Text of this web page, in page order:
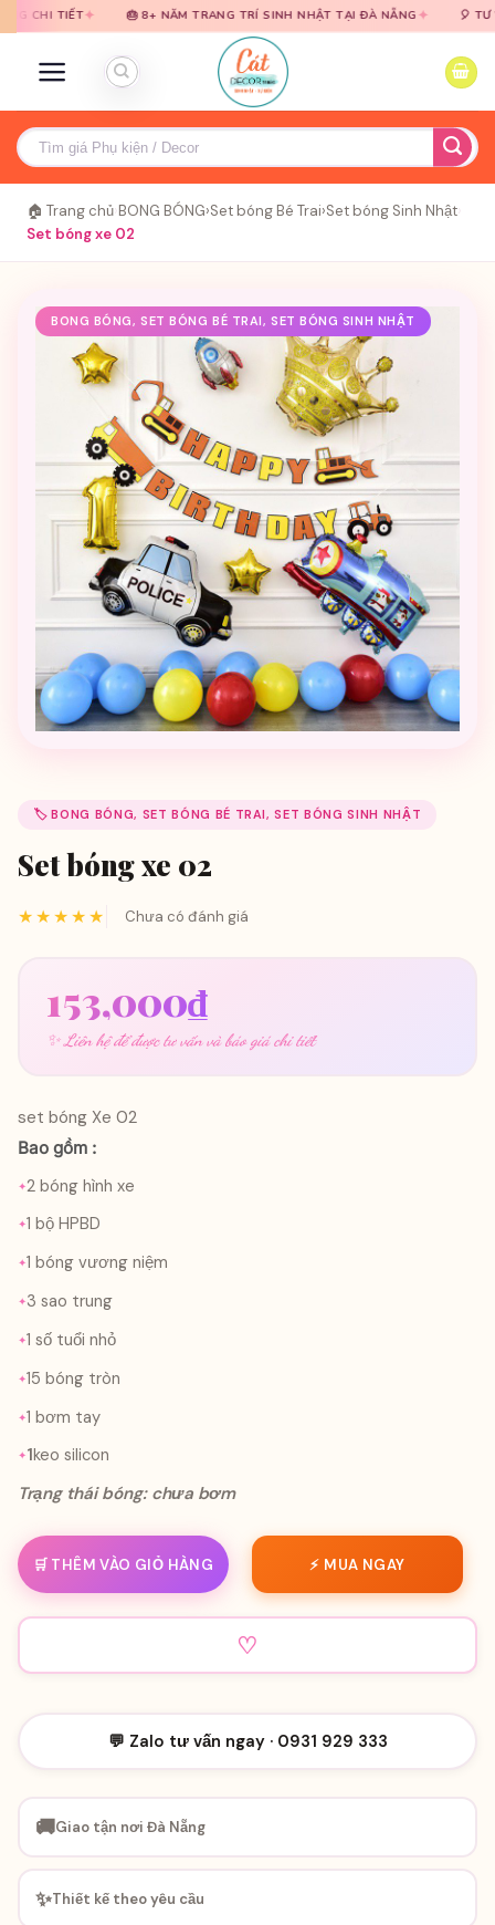
qua
qua
✦ 🎂 8+ NĂM TRANG TRÍ SINH NHẬT TẠI ĐÀ NẴNG✦ 🎈 TƯ VẤN MIỄN
Tìm
kiếm:
🏠 Trang chủ BONG BÓNG›Set bóng Bé Trai›Set bóng Sinh Nhật
Set bóng xe 02
BONG BÓNG, SET BÓNG BÉ TRAI, SET BÓNG SINH NHẬT
🏷️ BONG BÓNG, SET BÓNG BÉ TRAI, SET BÓNG SINH NHẬT
Set bóng xe 02
★★★★★ Chưa có đánh giá
153,000₫
✨ Liên hệ để được tư vấn và báo giá chi tiết
set bóng Xe 02
Bao gồm :
2 bóng hình xe
1 bộ HPBD
1 bóng vương niệm
3 sao trung
1 số tuổi nhỏ
15 bóng tròn
1 bơm tay
1keo silicon
Trạng thái bóng: chưa bơm
🛒 THÊM VÀO GIỎ HÀNG ⚡ MUA NGAY
♡
💬 Zalo tư vấn ngay · 0931 929 333
🚚Giao tận nơi Đà Nẵng
✨Thiết kế theo yêu cầu